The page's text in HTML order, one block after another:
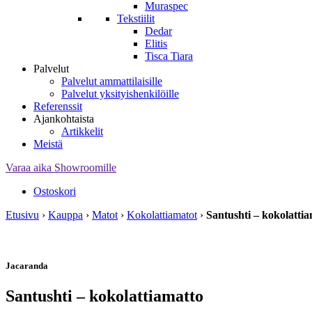
Muraspec
Tekstiilit
Dedar
Elitis
Tisca Tiara
Palvelut
Palvelut ammattilaisille
Palvelut yksityishenkilöille
Referenssit
Ajankohtaista
Artikkelit
Meistä
Varaa aika Showroomille
Ostoskori
Etusivu › Kauppa › Matot › Kokolattiamatot › Santushti –
Jacaranda
Santushti – kokolattiamatto